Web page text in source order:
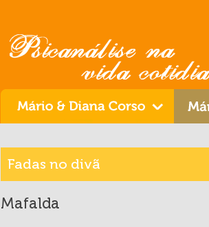
Fadas no divã
Mafalda